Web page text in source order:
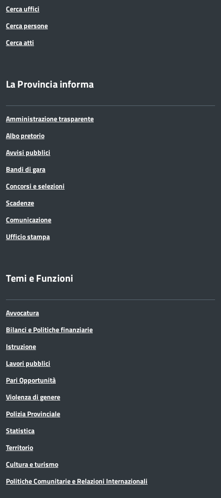
Cerca uffici
Cerca persone
Cerca atti
La Provincia informa
Amministrazione trasparente
Albo pretorio
Avvisi pubblici
Bandi di gara
Concorsi e selezioni
Scadenze
Comunicazione
Ufficio stampa
Temi e Funzioni
Avvocatura
Bilanci e Politiche finanziarie
Istruzione
Lavori pubblici
Pari Opportunità
Violenza di genere
Polizia Provinciale
Statistica
Territorio
Cultura e turismo
Politiche Comunitarie e Relazioni Internazionali